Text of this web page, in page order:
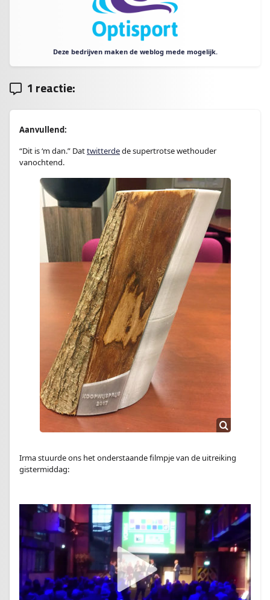
Deze bedrijven maken de weblog mede mogelijk.
1 reactie:
Aanvullend:
“Dit is ‘m dan.” Dattwitterdede supertrotse wethouder
vanochtend.
Irma stuurde ons het onderstaande filmpje van de uitreiking
gistermiddag: